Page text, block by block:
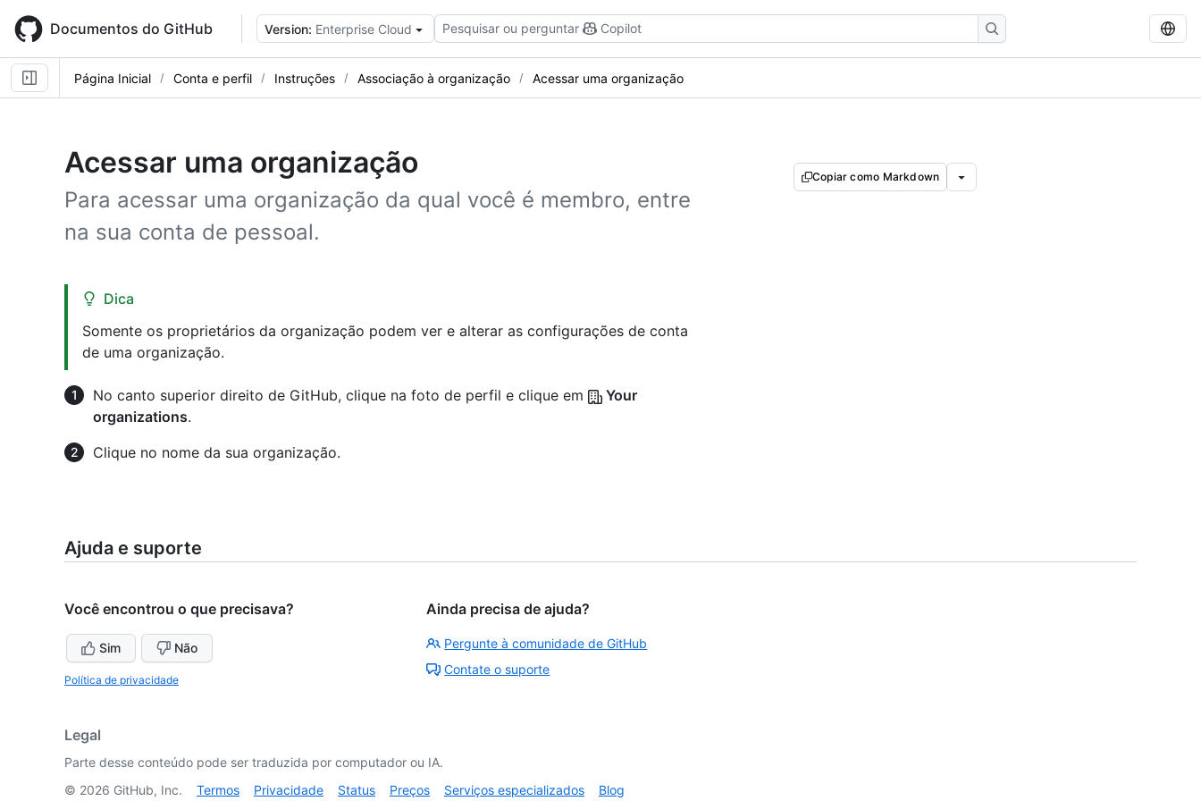
main
content
Documentos do GitHub Version: Enterprise Cloud Pesquisar ou perguntar Copilot
Página Inicial Conta e perfil Instruções Associação à organização Acessar uma organização
Acessar uma organização
Para acessar uma organização da qual você é membro, entre
na sua conta de pessoal.
Copiar como Markdown
Dica
Somente os proprietários da organização podem ver e alterar as configurações de conta
de uma organização.
No canto superior direito de GitHub, clique na foto de perfil e clique em
Your
organizations.
Clique no nome da sua organização.
Ajuda e suporte
Você encontrou o que precisava?
Sim Não
Política de privacidade
Ainda precisa de ajuda?
Pergunte à comunidade de GitHub
Contate o suporte
Legal
Parte desse conteúdo pode ser traduzida por computador ou IA.
© 2026 GitHub, Inc. Termos Privacidade Status Preços Serviços especializados Blog